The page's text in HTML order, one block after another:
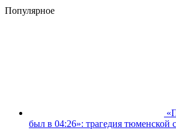
Популярное
был в 04:26»: трагедия тюменской